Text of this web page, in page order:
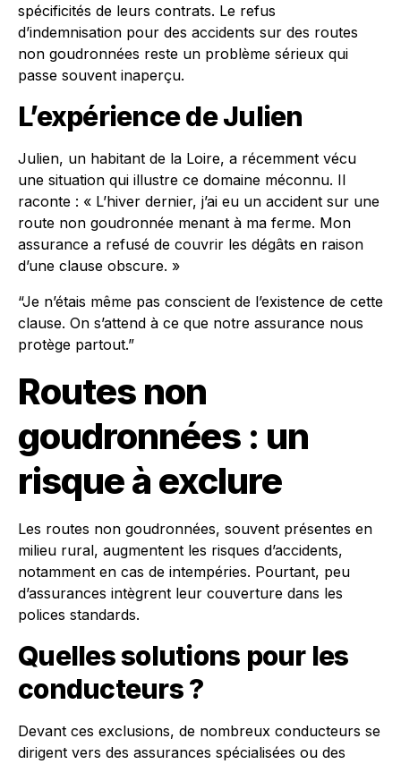
spécificités de leurs contrats. Le refus
d’indemnisation pour des accidents sur des routes
non goudronnées reste un problème sérieux qui
passe souvent inaperçu.
L’expérience de Julien
Julien, un habitant de la Loire, a récemment vécu
une situation qui illustre ce domaine méconnu. Il
raconte : « L’hiver dernier, j’ai eu un accident sur une
route non goudronnée menant à ma ferme. Mon
assurance a refusé de couvrir les dégâts en raison
d’une clause obscure. »
“Je n’étais même pas conscient de l’existence de cette
clause. On s’attend à ce que notre assurance nous
protège partout.”
Routes non
goudronnées : un
risque à exclure
Les routes non goudronnées, souvent présentes en
milieu rural, augmentent les risques d’accidents,
notamment en cas de intempéries. Pourtant, peu
d’assurances intègrent leur couverture dans les
polices standards.
Quelles solutions pour les
conducteurs ?
Devant ces exclusions, de nombreux conducteurs se
dirigent vers des assurances spécialisées ou des